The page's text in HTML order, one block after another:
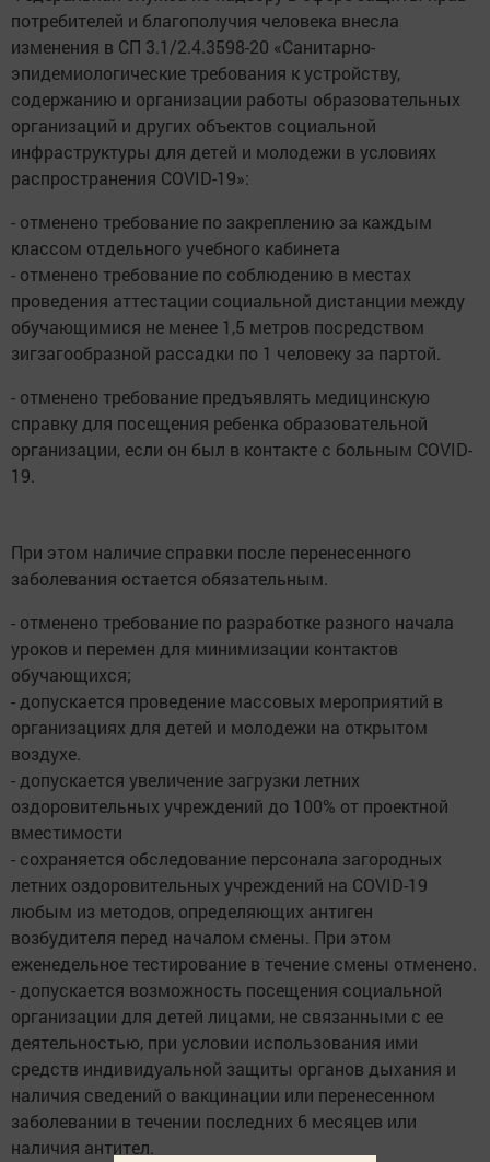
потребителей и благополучия человека внесла
изменения в СП 3.1/2.4.3598-20 «Санитарно-
эпидемиологические требования к устройству,
содержанию и организации работы образовательных
организаций и других объектов социальной
инфраструктуры для детей и молодежи в условиях
распространения COVID-19»:
- отменено требование по закреплению за каждым
классом отдельного учебного кабинета
- отменено требование по соблюдению в местах
проведения аттестации социальной дистанции между
обучающимися не менее 1,5 метров посредством
зигзагообразной рассадки по 1 человеку за партой.
- отменено требование предъявлять медицинскую
справку для посещения ребенка образовательной
организации, если он был в контакте с больным COVID-
19.
При этом наличие справки после перенесенного
заболевания остается обязательным.
- отменено требование по разработке разного начала
уроков и перемен для минимизации контактов
обучающихся;
- допускается проведение массовых мероприятий в
организациях для детей и молодежи на открытом
воздухе.
- допускается увеличение загрузки летних
оздоровительных учреждений до 100% от проектной
вместимости
- сохраняется обследование персонала загородных
летних оздоровительных учреждений на COVID-19
любым из методов, определяющих антиген
возбудителя перед началом смены. При этом
еженедельное тестирование в течение смены отменено.
- допускается возможность посещения социальной
организации для детей лицами, не связанными с ее
деятельностью, при условии использования ими
средств индивидуальной защиты органов дыхания и
наличия сведений о вакцинации или перенесенном
заболевании в течении последних 6 месяцев или
наличия антител.